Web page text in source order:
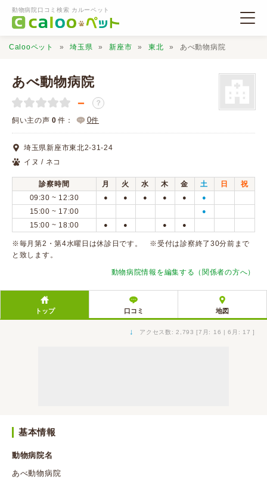
動物病院口コミ検索 カルーペット
動物病院検索
口コミ検索
Calooペットとは？
口コミ投稿
Calooペット 埼玉県 新座市 東北 あべ動物病院
あべ動物病院
－ ？
飼い主の声 0 件： 0件
埼玉県新座市東北2-31-24
イヌ / ネコ
診察時間 月 火 水 木 金 土 日
祝
09:30 ~ 12:30
● ● ● ● ● ●
15:00 ~ 17:00 ●
15:00 ~ 18:00 ● ● ● ●
※毎月第2・第4水曜日は休診日です。 ※受付は診察終了30分前まで
と致します。
動物病院情報を編集する（関係者の方へ）
トップ 口コミ 地図
↓ アクセス数: 2,793 [7月: 16 | 6月: 17 ]
基本情報
動物病院名
あべ動物病院